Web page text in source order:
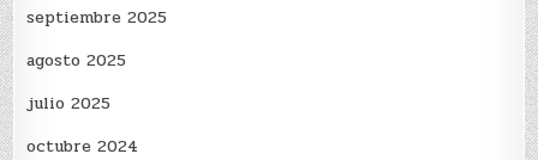
septiembre 2025
agosto 2025
julio 2025
octubre 2024